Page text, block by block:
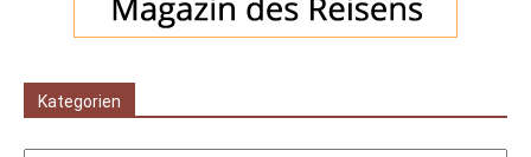
Kategorien
Kategorien